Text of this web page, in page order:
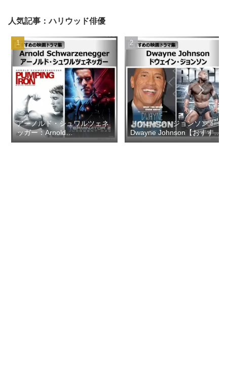
人気記事：ハリウッド俳優
アーノルド・シュワルツェネ
ッガー：Arnold
Schwarzenegger【おすすめ
ドウェイン・ジョンソン：
Dwayne Johnson【おすすめ
の映画ドラマ集】